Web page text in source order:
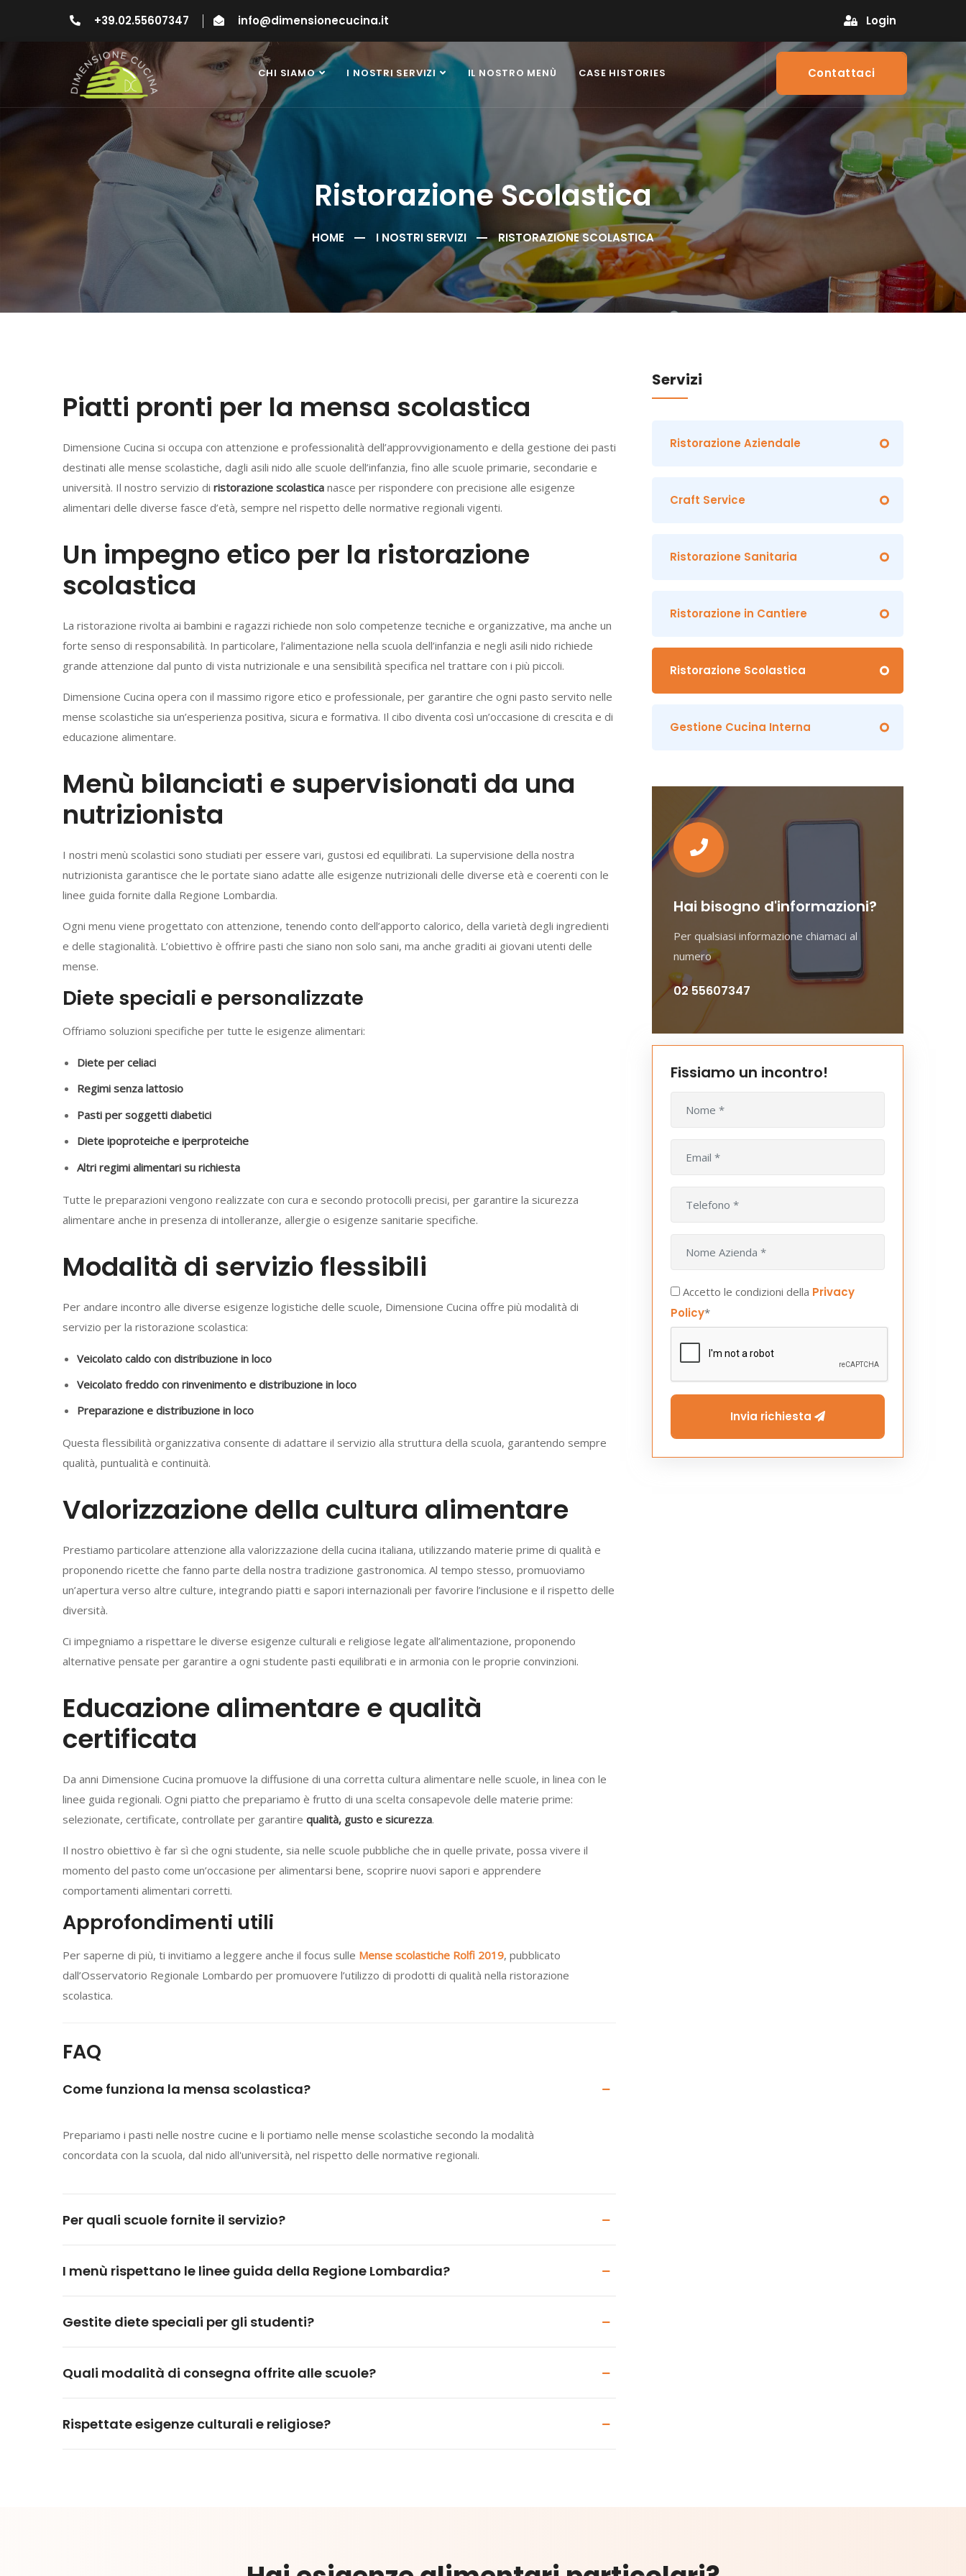
+39.02.55607347 info@dimensionecucina.it Login
Contattaci
CHI SIAMO I NOSTRI SERVIZI IL NOSTRO MENÙ CASE HISTORIES
Ristorazione Scolastica
HOME I NOSTRI SERVIZI RISTORAZIONE SCOLASTICA
Piatti pronti per la mensa scolastica
Dimensione Cucina si occupa con attenzione e professionalità dell’approvvigionamento e della gestione dei pasti
destinati alle mense scolastiche, dagli asili nido alle scuole dell’infanzia, fino alle scuole primarie, secondarie e
università. Il nostro servizio di ristorazione scolastica nasce per rispondere con precisione alle esigenze
alimentari delle diverse fasce d’età, sempre nel rispetto delle normative regionali vigenti.
Un impegno etico per la ristorazione
scolastica
La ristorazione rivolta ai bambini e ragazzi richiede non solo competenze tecniche e organizzative, ma anche un
forte senso di responsabilità. In particolare, l’alimentazione nella scuola dell’infanzia e negli asili nido richiede
grande attenzione dal punto di vista nutrizionale e una sensibilità specifica nel trattare con i più piccoli.
Dimensione Cucina opera con il massimo rigore etico e professionale, per garantire che ogni pasto servito nelle
mense scolastiche sia un’esperienza positiva, sicura e formativa. Il cibo diventa così un’occasione di crescita e di
educazione alimentare.
Menù bilanciati e supervisionati da una
nutrizionista
I nostri menù scolastici sono studiati per essere vari, gustosi ed equilibrati. La supervisione della nostra
nutrizionista garantisce che le portate siano adatte alle esigenze nutrizionali delle diverse età e coerenti con le
linee guida fornite dalla Regione Lombardia.
Ogni menu viene progettato con attenzione, tenendo conto dell’apporto calorico, della varietà degli ingredienti
e delle stagionalità. L’obiettivo è offrire pasti che siano non solo sani, ma anche graditi ai giovani utenti delle
mense.
Diete speciali e personalizzate
Offriamo soluzioni specifiche per tutte le esigenze alimentari:
Diete per celiaci
Regimi senza lattosio
Pasti per soggetti diabetici
Diete ipoproteiche e iperproteiche
Altri regimi alimentari su richiesta
Tutte le preparazioni vengono realizzate con cura e secondo protocolli precisi, per garantire la sicurezza
alimentare anche in presenza di intolleranze, allergie o esigenze sanitarie specifiche.
Modalità di servizio flessibili
Per andare incontro alle diverse esigenze logistiche delle scuole, Dimensione Cucina offre più modalità di
servizio per la ristorazione scolastica:
Veicolato caldo con distribuzione in loco
Veicolato freddo con rinvenimento e distribuzione in loco
Preparazione e distribuzione in loco
Questa flessibilità organizzativa consente di adattare il servizio alla struttura della scuola, garantendo sempre
qualità, puntualità e continuità.
Valorizzazione della cultura alimentare
Prestiamo particolare attenzione alla valorizzazione della cucina italiana, utilizzando materie prime di qualità e
proponendo ricette che fanno parte della nostra tradizione gastronomica. Al tempo stesso, promuoviamo
un’apertura verso altre culture, integrando piatti e sapori internazionali per favorire l’inclusione e il rispetto delle
diversità.
Ci impegniamo a rispettare le diverse esigenze culturali e religiose legate all’alimentazione, proponendo
alternative pensate per garantire a ogni studente pasti equilibrati e in armonia con le proprie convinzioni.
Educazione alimentare e qualità
certificata
Da anni Dimensione Cucina promuove la diffusione di una corretta cultura alimentare nelle scuole, in linea con le
linee guida regionali. Ogni piatto che prepariamo è frutto di una scelta consapevole delle materie prime:
selezionate, certificate, controllate per garantire qualità, gusto e sicurezza.
Il nostro obiettivo è far sì che ogni studente, sia nelle scuole pubbliche che in quelle private, possa vivere il
momento del pasto come un’occasione per alimentarsi bene, scoprire nuovi sapori e apprendere
comportamenti alimentari corretti.
Approfondimenti utili
Per saperne di più, ti invitiamo a leggere anche il focus sulle Mense scolastiche Rolfi 2019, pubblicato
dall’Osservatorio Regionale Lombardo per promuovere l’utilizzo di prodotti di qualità nella ristorazione
scolastica.
FAQ
Come funziona la mensa scolastica?
Prepariamo i pasti nelle nostre cucine e li portiamo nelle mense scolastiche secondo la modalità
concordata con la scuola, dal nido all'università, nel rispetto delle normative regionali.
Per quali scuole fornite il servizio?
I menù rispettano le linee guida della Regione Lombardia?
Gestite diete speciali per gli studenti?
Quali modalità di consegna offrite alle scuole?
Rispettate esigenze culturali e religiose?
Servizi
Ristorazione Aziendale
Craft Service
Ristorazione Sanitaria
Ristorazione in Cantiere
Ristorazione Scolastica
Gestione Cucina Interna
Hai bisogno d'informazioni?
Per qualsiasi informazione chiamaci al
numero
02 55607347
Fissiamo un incontro!
Accetto le condizioni della Privacy
Policy*
Invia richiesta